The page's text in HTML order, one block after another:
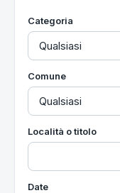
Utilità
Categoria
Comune
Località o titolo
Date